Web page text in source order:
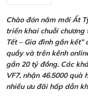
Chào đón năm mới Ất
triển khai chuỗi chương
Tết – Gia đình gắn
quầy và trên kênh
gần 20 tỷ đồng. Các
VF7, nhận 46.5000
nhiều ưu đãi hấp dẫn